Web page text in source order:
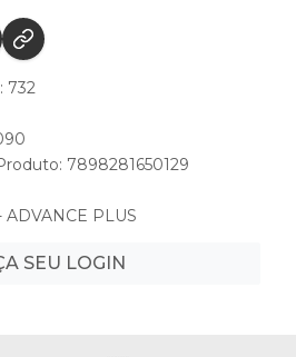
732
7898281650129
ADVANCE PLUS
SEU LOGIN